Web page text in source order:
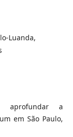
Luanda,
aprofundar a
em São Paulo,